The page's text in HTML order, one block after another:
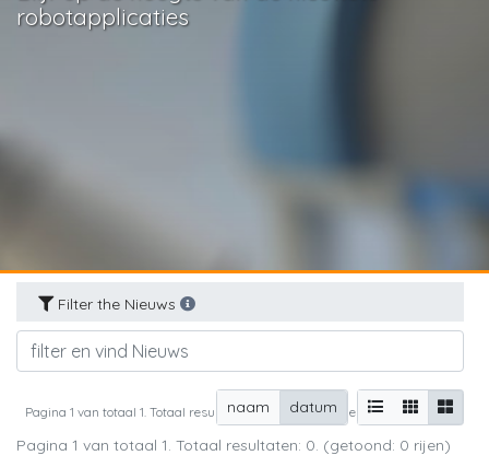
robotapplicaties
Filter the Nieuws
naam datum
Pagina 1 van totaal 1. Totaal resultaten: 0. (getoond: 0 rijen)
Pagina 1 van totaal 1. Totaal resultaten: 0. (getoond: 0 rijen)